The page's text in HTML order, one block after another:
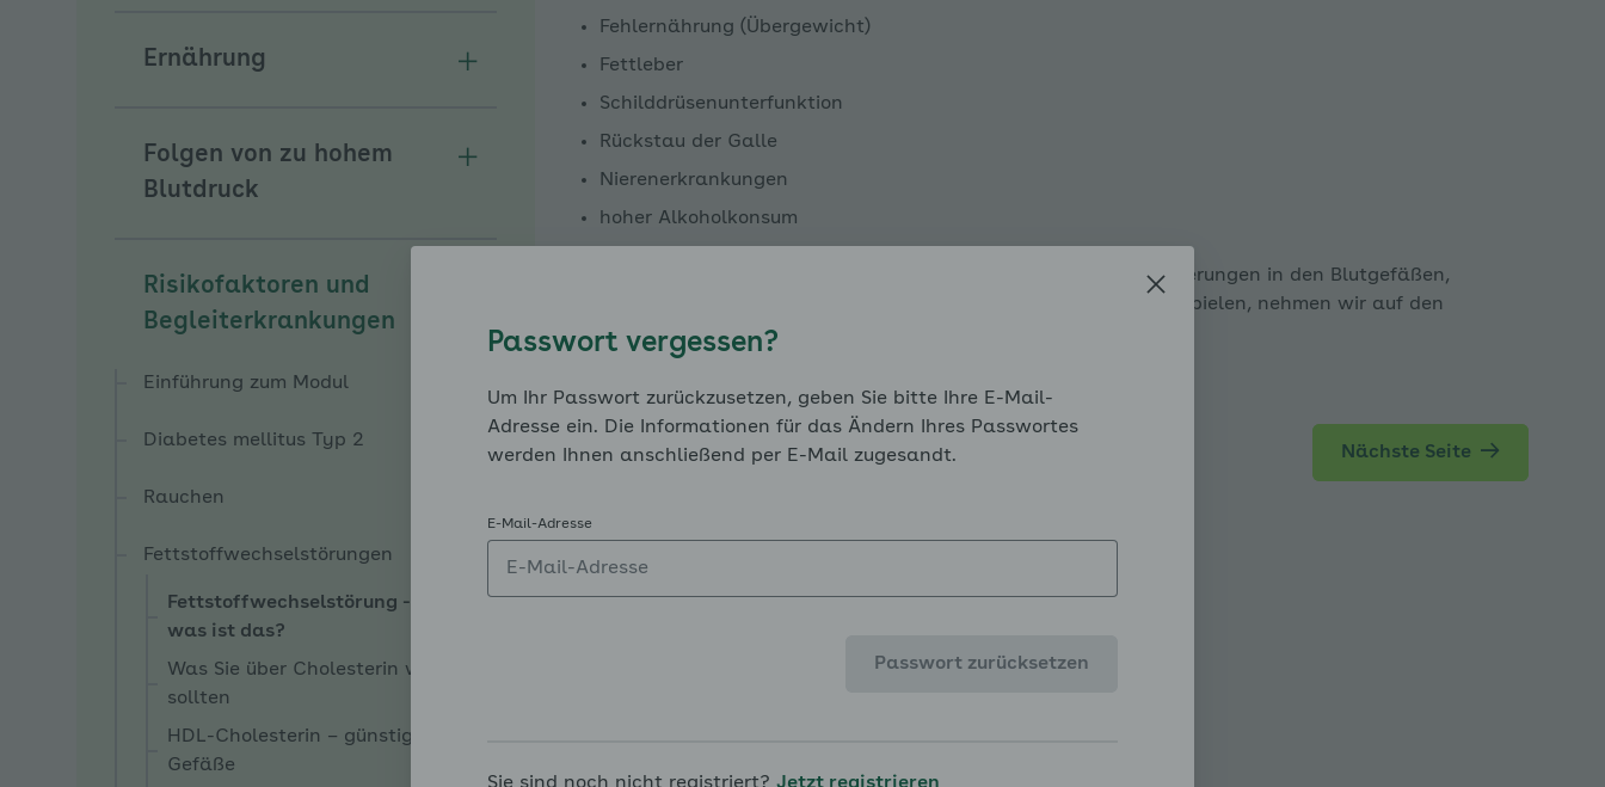
Passwort vergessen?
Um Ihr Passwort zurückzusetzen, geben Sie bitte Ihre E-Mail-
Adresse ein. Die Informationen für das Ändern Ihres Passwortes
werden Ihnen anschließend per E-Mail zugesandt.
E-Mail-Adresse
Passwort zurücksetzen
Fehlernährung (Übergewicht)
Fettleber
Schilddrüsenunterfunktion
Rückstau der Galle
Nierenerkrankungen
hoher Alkoholkonsum
Fettstoffwechselstörungen fördern die Bildung gefährlicher Ablagerungen in den Blutgefäßen,
sogenannter Plaques. Welche Rolle dabei vor allem die Blutfette spielen, nehmen wir auf den
nächsten Seiten genauer unter die Lupe.
Vorheriges Kapitel Nächste Seite
Ernährung
Folgen von zu hohem
Blutdruck
Untermenü für Folgen von zu hohem Blutdruck ausklappen
Risikofaktoren und
Begleiterkrankungen
Einführung zum Modul
Diabetes mellitus Typ 2
Rauchen
Fettstoffwechselstörungen
Fettstoffwechselstörung -
was ist das?
Was Sie über Cholesterin wissen
sollten
HDL-Cholesterin – günstig für die
Gefäße